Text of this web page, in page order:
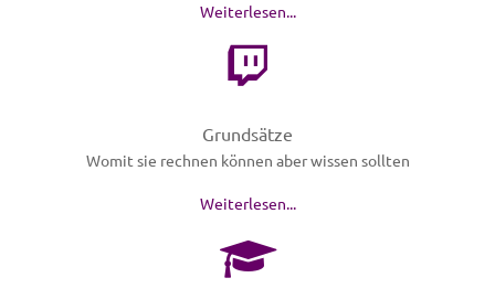
Weiterlesen...
Grundsätze
Womit sie rechnen können aber wissen sollten
Weiterlesen...